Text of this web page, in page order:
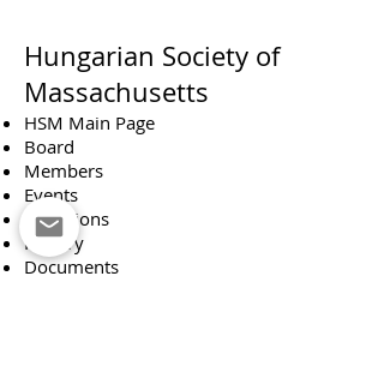
Hungarian Society of
Massachusetts
HSM Main Page
Board
Members
Events
Donations
History
Documents